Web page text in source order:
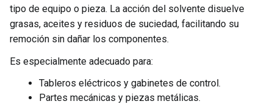
tipo de equipo o pieza. La acción del solvente disuelve
grasas, aceites y residuos de suciedad, facilitando su
remoción sin dañar los componentes.
Es especialmente adecuado para:
Tableros eléctricos y gabinetes de control.
Partes mecánicas y piezas metálicas.